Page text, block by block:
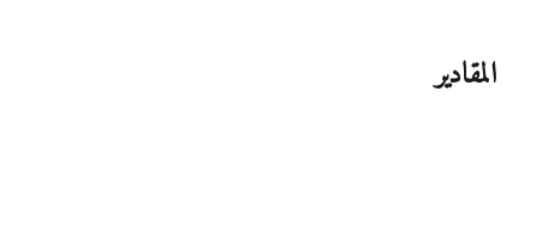
المقادير